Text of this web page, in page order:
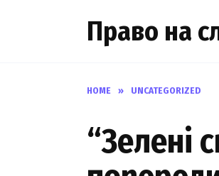
Право на
HOME » UNCATEGORIZED
“Зелені